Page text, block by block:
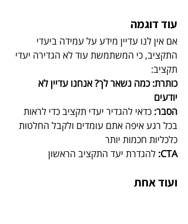
עוד דוגמה
אם אין לנו עדיין מידע על עמידה ביעדי
התקציב, כי המשתמשת עוד לא הגדירה יעדי
תקציב:
כותרת: כמה נשאר לך? אנחנו עדיין לא
יודעים
הסבר: כדאי להגדיר יעדי תקציב כדי לראות
בכל רגע איפה אתם עומדים ולקבל החלטות
כלכליות חכמות יותר
CTA: להגדרת יעד התקציב הראשון
ועוד אחת